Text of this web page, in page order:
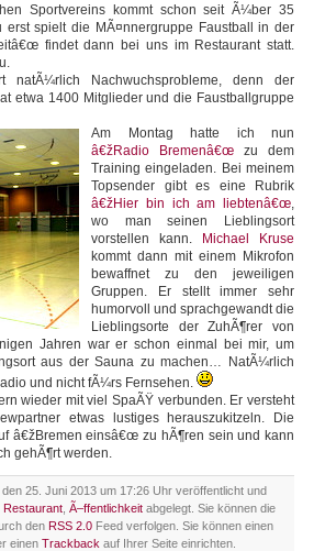
Sportvereins kommt schon seit Ã¼ber 35
spielt die MÃ¤nnergruppe Faustball in der
findet dann bei uns im Restaurant statt.
Nachwuchsprobleme, denn der
etwa 1400 Mitglieder und die Faustballgruppe
Am Montag hatte ich nun
â€žRadio Bremenâ€œ zu dem
Training eingeladen. Bei meinem
Topsender gibt es eine Rubrik
â€žHier bin ich am liebtenâ€œ,
wo man seinen Lieblingsort
vorstellen kann.
Michael Kruse
kommt dann mit einem Mikrofon
bewaffnet zu den jeweiligen
Gruppen. Er stellt immer sehr
humorvoll und sprachgewandt die
Lieblingsorte der ZuhÃ¶rer von
Jahren war er schon einmal bei mir, um
aus der Sauna zu machen… NatÃ¼rlich
und nicht fÃ¼rs Fernsehen.
wieder mit viel SpaÃŸ verbunden. Er versteht
etwas lustiges herauszukitzeln. Die
â€žBremen einsâ€œ zu hÃ¶ren sein und kann
gehÃ¶rt werden.
25. Juni 2013 um 17:26 Uhr veröffentlicht und
Restaurant, Ã–ffentlichkeitabgelegt. Sie können die
den RSS 2.0 Feed verfolgen. Sie können einen
einen Trackback auf Ihrer Seite einrichten.